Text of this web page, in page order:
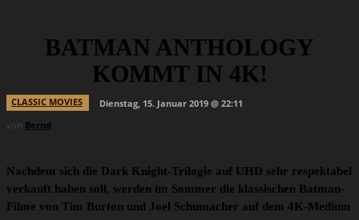
BATMAN ANTHOLOGY
KOMMT IN 4K!
CLASSIC MOVIES
Dienstag, 15. Januar 2019 @ 22:11
von Bernd
Nachdem sich die Dark Knight-Trilogie auf UHD sehr respektabel
verkauft haben soll, werden im Sommer die klassischen Batman-
Filme von Tim Burton und Joel Schumacher auf dem 4K-Medium